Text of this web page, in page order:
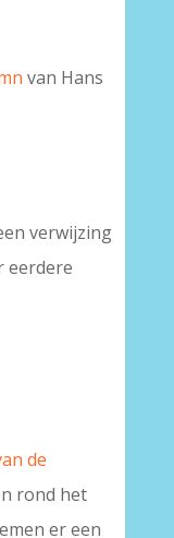
van Hans
verwijzing
eerdere
de
rond het
er een